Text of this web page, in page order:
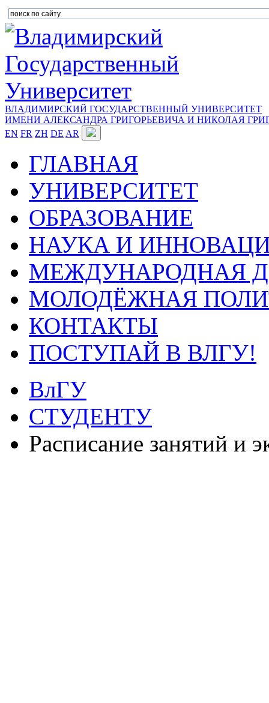
ВЛАДИМИРСКИЙ ГОСУДАРСТВЕННЫЙ УНИВЕРСИТЕТ
ИМЕНИ АЛЕКСАНДРА ГРИГОРЬЕВИЧА И НИКОЛАЯ
EN FR ZH DE AR
ГЛАВНАЯ
УНИВЕРСИТЕТ
ОБРАЗОВАНИЕ
НАУКА И
МЕЖДУНАРОДНАЯ
МОЛОДЁЖНАЯ
КОНТАКТЫ
ПОСТУПАЙ В ВЛГУ!
ВлГУ
СТУДЕНТУ
Расписание занятий и